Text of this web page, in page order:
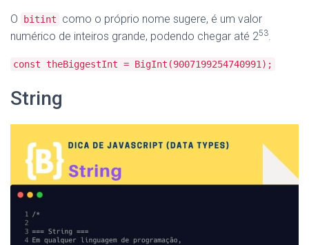
O bitint
como o próprio nome sugere, é um valor
numérico de inteiros grande, podendo chegar até 253.
const theBiggestInt = BigInt(9007199254740991);
String